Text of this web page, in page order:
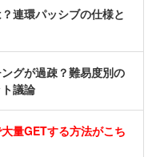
連環パッシブの仕様と
グが過疎？難易度別の
議論
量GETする方法がこち